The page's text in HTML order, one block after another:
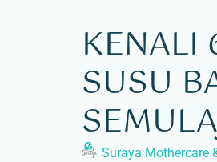
KENALI
SUSU
Suraya Mothercare